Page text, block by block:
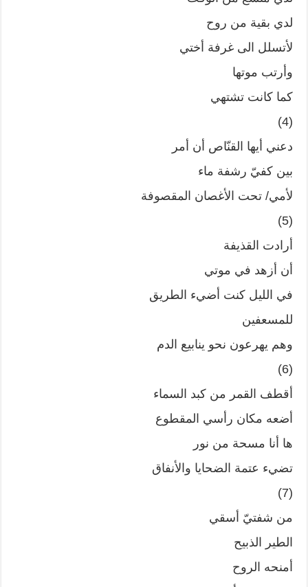
لدي بقية من روح
لأتسلل الى غرفة أختي
وأرتب موتها
كما كانت تشتهي
(4)
دعني أيها القنّاص أن أمر
بين كفيّ رشفة ماء
لأمي/ تحت الأغصان المقصوفة
(5)
أرادت القذيفة
أن أزهد في موتي
في الليل كنت أضيء الطريق
للمسعفين
وهم يهرعون نحو ينابيع الدم
(6)
أقطف القمر من كبد السماء
أضعه مكان رأسي المقطوع
ها أنا مسحة من نور
تضيء عتمة الضحايا والأنفاق
(7)
من شفتيّ أسقي
الطير الذبيح
أمنحه الروح